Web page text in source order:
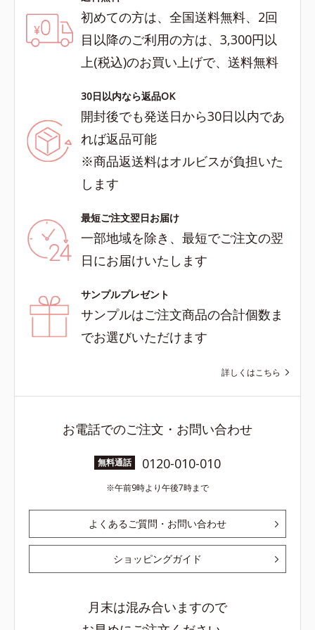
初めての方は、全国送料無料、2回
目以降のご利用の方は、3,300円以
上(税込)のお買い上げで、送料無料
30日以内なら返品OK
開封後でも発送日から30日以内であ
れば返品可能
※商品返送料はオルビスが負担いた
します
最短ご注文翌日お届け
一部地域を除き、最短でご注文の翌
日にお届けいたします
サンプルプレゼント
サンプルはご注文商品の合計個数ま
でお選びいただけます
詳しくはこちら
お電話でのご注文・お問い合わせ
無料通話 0120-010-010
午前9時より午後7時まで
よくあるご質問・お問い合わせ
ショッピングガイド
月末は混み合いますので